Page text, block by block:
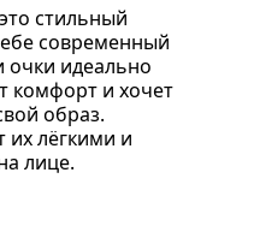
стильный
современный
очки идеально
комфорт и хочет
образ.
их лёгкими и
лице.